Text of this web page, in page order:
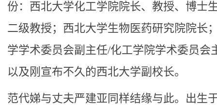
份：西北大学化工学院院长、教授、博士
二级教授；西北大学生物医药研究院院长
学学术委员会副主任/化工学院学术委员会
以及刚宣布不久的西北大学副校长。
范代娣与丈夫严建亚同样结缘与此。出生